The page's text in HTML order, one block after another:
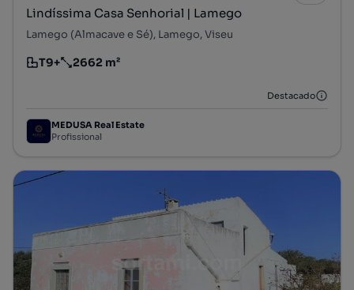
Lindíssima Casa Senhorial | Lamego
Lamego (Almacave e Sé), Lamego, Viseu
Tipologia
T9+
Preço por metro quadrado
2662 m²
Destacado
MEDUSA Real Estate
Profissional